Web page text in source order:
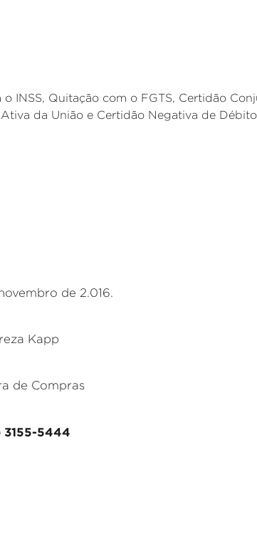
INSS, Quitação com o FGTS, Certidão
da União e Certidão Negativa de
de 2.016.
Kapp
de Compras
3155-5444